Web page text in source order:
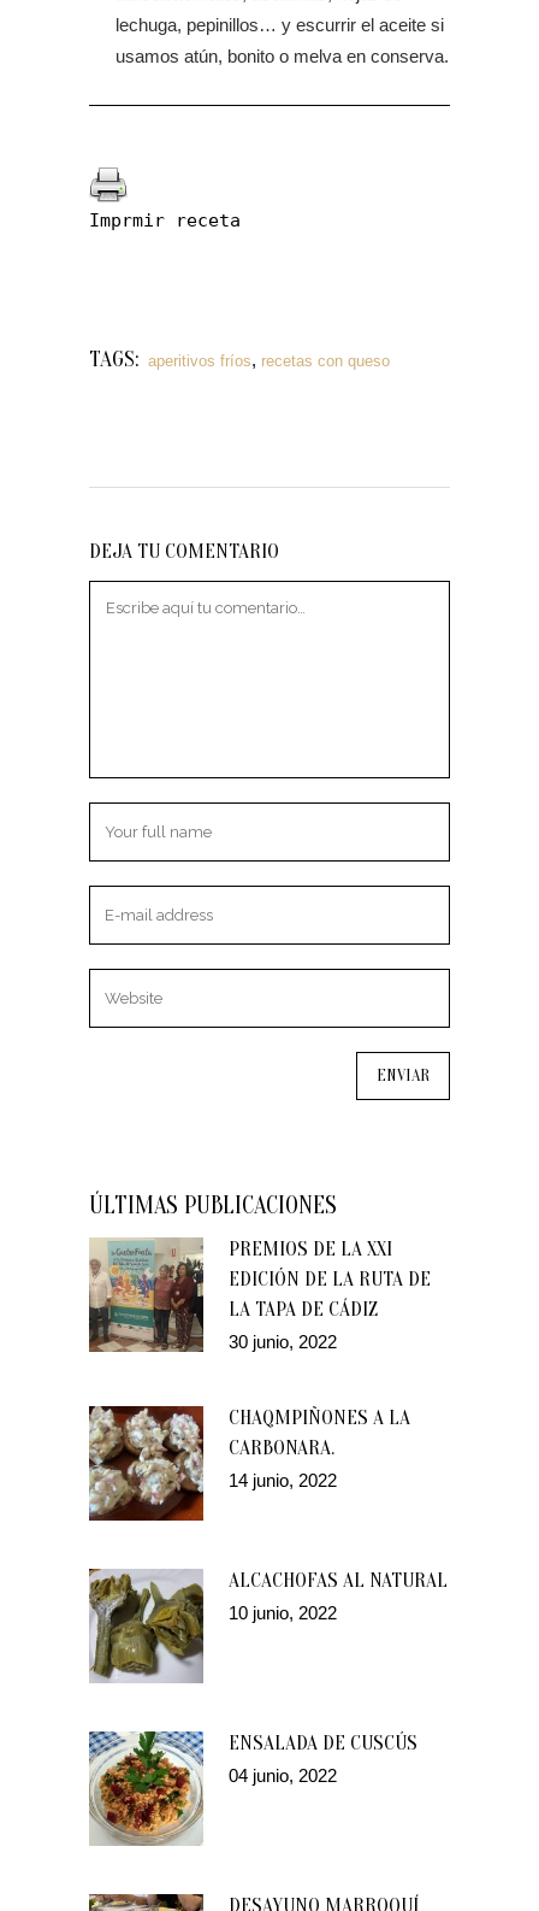
lechuga, pepinillos… y escurrir el aceite si
usamos atún, bonito o melva en conserva.
Imprmir receta
TAGS: aperitivos fríos, recetas con queso
DEJA TU COMENTARIO
ÚLTIMAS PUBLICACIONES
PREMIOS DE LA XXI
EDICIÓN DE LA RUTA DE
LA TAPA DE CÁDIZ
30 junio, 2022
CHAQMPIÑONES A LA
CARBONARA.
14 junio, 2022
ALCACHOFAS AL NATURAL
10 junio, 2022
ENSALADA DE CUSCÚS
04 junio, 2022
DESAYUNO MARROQUÍ